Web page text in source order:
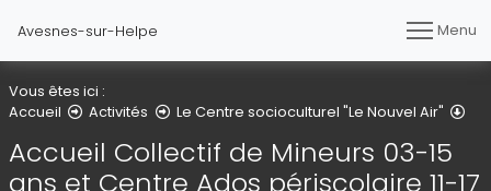
Avesnes-sur-Helpe Menu
Vous êtes ici :
Accueil
Activités Le Centre socioculturel "Le Nouvel Air"
Accueil Collectif de Mineurs 03-15
ans et Centre Ados périscolaire 11-17